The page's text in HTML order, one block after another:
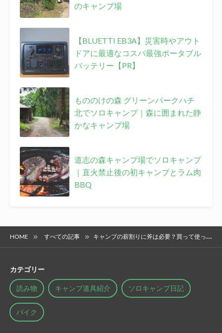
のキャンプ場
【BLUETTI EB3A】災害時やアウト
ドアに最適なコスパ最強ポータブル
バッテリー【PR】
もののけの森 グリーンパークハチ
北でソロキャンプ｜森に囲まれた静
かなキャンプ場
道志の森キャンプ場でソロキャンプ
｜直火禁止後の初キャンプとラム肉
BBQ
HOME すべての記事 キャンプの薪割りに斧は必要？買って使って、結局いらなかった理由
カテゴリー
読み物 キャンプ道具紹介 ソロキャンプ日記
バイク